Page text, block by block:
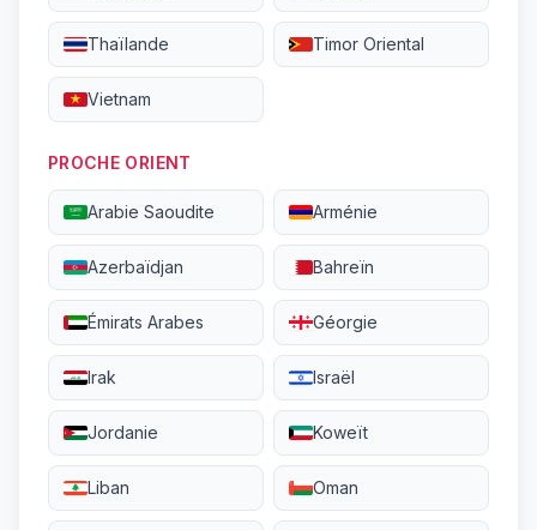
Thaïlande Timor Oriental
Vietnam
PROCHE ORIENT
Arabie Saoudite Arménie
Azerbaïdjan Bahreïn
Émirats Arabes Géorgie
Irak Israël
Jordanie Koweït
Liban Oman